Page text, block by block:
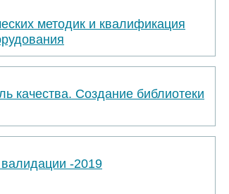
методик и квалификация
качества. Создание библиотеки
-2019